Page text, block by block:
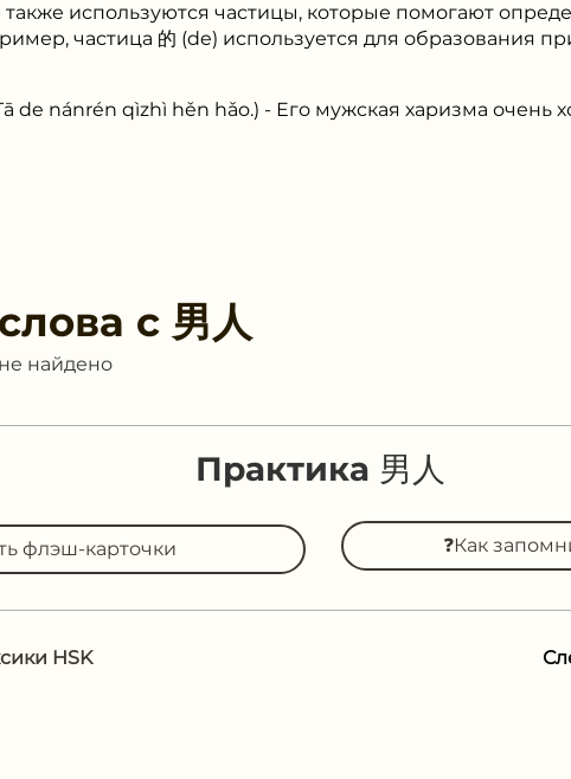
используются частицы, которые помогают
частица 的 (de) используется для образования
de nánrén qìzhì hěn hǎo.) - Его мужская харизма очень
с 男人
найдено
Практика 男人
флэш-карточки ❓Как
HSK